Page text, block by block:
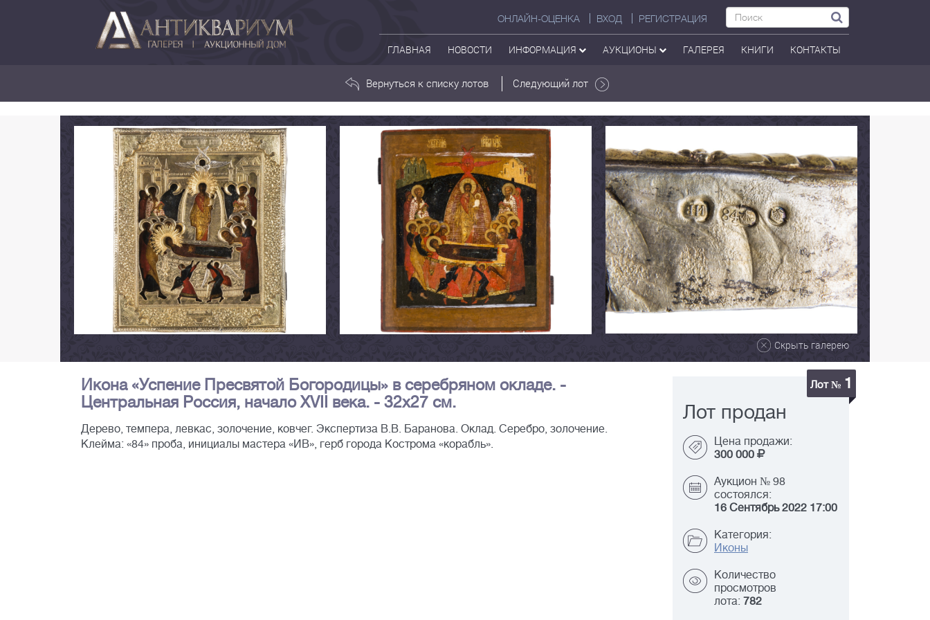
ОНЛАЙН-ОЦЕНКА ВХОД РЕГИСТРАЦИЯ
ГЛАВНАЯ НОВОСТИ ИНФОРМАЦИЯ АУКЦИОНЫ ГАЛЕРЕЯ КНИГИ КОНТАКТЫ
Вернуться к списку лотов Следующий лот
Скрыть галерею
Икона «Успение Пресвятой Богородицы» в серебряном окладе. -
Центральная Россия, начало XVII века. - 32х27 см.
Дерево, темпера, левкас, золочение, ковчег. Экспертиза В.В. Баранова. Оклад. Серебро, золочение.
Клейма: «84» проба, инициалы мастера «ИВ», герб города Кострома «корабль».
Лот № 1
Лот продан
Цена продажи:
300 000
Аукцион № 98
состоялся:
16 Сентябрь 2022 17:00
Категория:
Иконы
Количество
просмотров
лота: 782